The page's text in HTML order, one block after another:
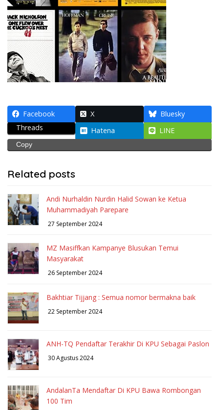
Facebook X
Bluesky
Threads
Hatena LINE
Copy
Related posts
Andi Nurhaldin Nurdin Halid Sowan ke Ketua
Muhammadiyah Parepare
27 September 2024
MZ Masiffkan Kampanye Blusukan Temui
Masyarakat
26 September 2024
Bakhtiar Tijjang : Semua nomor bermakna baik
22 September 2024
ANH-TQ Pendaftar Terakhir Di KPU Sebagai Paslon
30 Agustus 2024
AndalanTa Mendaftar Di KPU Bawa Rombongan
100 Tim